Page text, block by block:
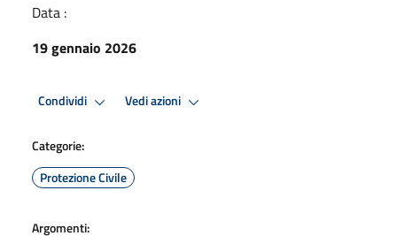
Data :
19 gennaio 2026
Condividi Vedi azioni
Categorie:
Protezione Civile
Argomenti: